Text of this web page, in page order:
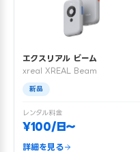
エクスリアル ビーム
xreal XREAL Beam
新品
レンタル料金
¥100/日〜
詳細を見る